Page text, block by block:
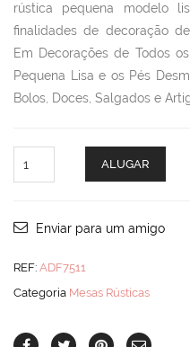
rústica pequena modelo
finalidades de decoração
Em Decorações de Todos
Pequena Lisa e os Pés
Bolos, Doces, Salgados e
Rústica
ALUGAR
Enviar para um amigo
REF: ADF7511
Categoria Mesas Rústicas